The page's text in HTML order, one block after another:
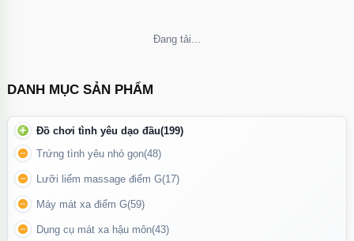
Tính năng nổi bật
10 chế độ rung mạnh mẽ: Từ rung nhẹ nhàng đến cực mạnh,
giúp bạn dễ dàng lựa chọn nhịp rung phù hợp với sở thích hoặc
từng giai đoạn kích thích khác nhau.
Không thể tải nội dung
DANH MỤC SẢN PHẨM
Đồ chơi tình yêu dạo đầu(199)
Trứng tình yêu nhỏ gọn(48)
Lưỡi liếm massage điểm G(17)
Máy mát xa điểm G(59)
Dụng cụ mát xa hậu môn(43)